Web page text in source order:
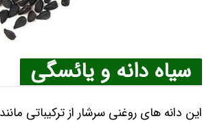
سیاه دانه و یائسگی
این دانه های روغنی سرشار از ترکیباتی